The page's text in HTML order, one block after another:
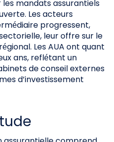
mandats assurantiels
Les acteurs
progressent,
leur offre sur le
Les AUA ont quant
ans, reflétant un
de conseil externes
d’investissement